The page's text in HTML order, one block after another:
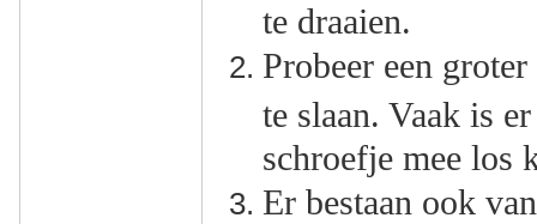
te draaien.
Probeer een
te slaan. Vaak is
schroefje mee los
Er bestaan ook